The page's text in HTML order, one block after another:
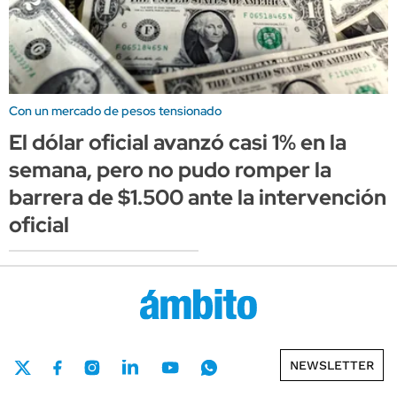
Con un mercado de pesos tensionado
El dólar oficial avanzó casi 1% en la
semana, pero no pudo romper la
barrera de $1.500 ante la intervención
oficial
NEWSLETTER